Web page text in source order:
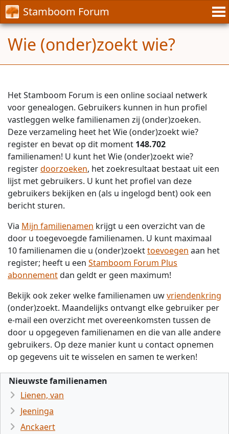
Stamboom Forum
Wie (onder)zoekt wie?
Het Stamboom Forum is een online sociaal netwerk
voor genealogen. Gebruikers kunnen in hun profiel
vastleggen welke familienamen zij (onder)zoeken.
Deze verzameling heet het Wie (onder)zoekt wie?
register en bevat op dit moment 148.702
familienamen! U kunt het Wie (onder)zoekt wie?
registerdoorzoeken, het zoekresultaat bestaat uit een
lijst met gebruikers. U kunt het profiel van deze
gebruikers bekijken en (als u ingelogd bent) ook een
bericht sturen.
Via Mijn familienamen krijgt u een overzicht van de
door u toegevoegde familienamen. U kunt maximaal
10 familienamen die u (onder)zoekttoevoegen aan het
register; heeft u een Stamboom Forum Plus
abonnementdan geldt er geen maximum!
Bekijk ook zeker welke familienamen uwvriendenkring
(onder)zoekt. Maandelijks ontvangt elke gebruiker per
e-mail een overzicht met overeenkomsten tussen de
door u opgegeven familienamen en die van alle andere
gebruikers. Op deze manier kunt u contact opnemen
op gegevens uit te wisselen en samen te werken!
Nieuwste familienamen
Lienen, van
Jeeninga
Anckaert